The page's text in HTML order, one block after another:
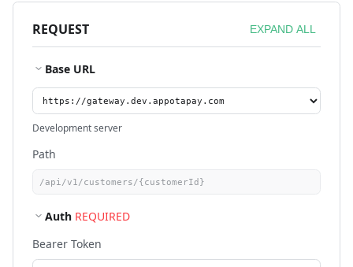
REQUEST EXPAND ALL
Base URL
Development server
Path
Auth REQUIRED
Bearer Token